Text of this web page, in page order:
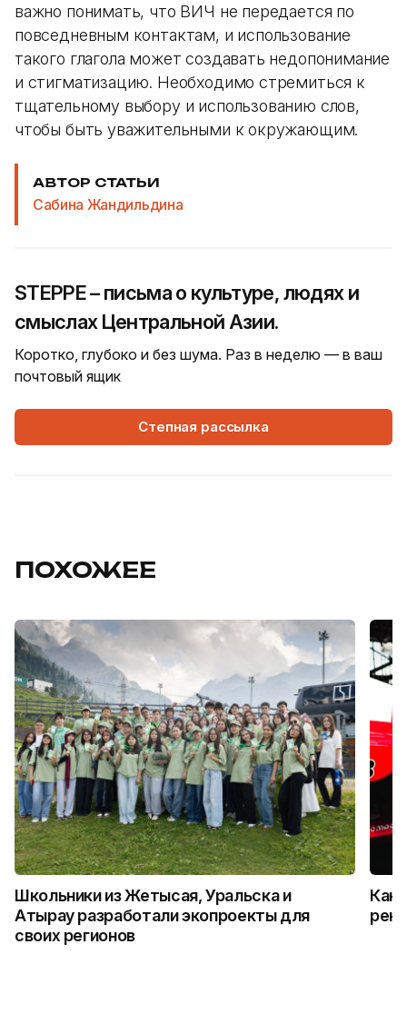
важно понимать, что ВИЧ не передается по
повседневным контактам, и использование
такого глагола может создавать недопонимание
и стигматизацию. Необходимо стремиться к
тщательному выбору и использованию слов,
чтобы быть уважительными к окружающим.
АВТОР СТАТЬИ
Сабина Жандильдина
STEPPE – письма о культуре, людях и
смыслах Центральной Азии.
Коротко, глубоко и без шума. Раз в неделю — в ваш
почтовый ящик
Степная рассылка
ПОХОЖЕЕ
Школьники из Жетысая, Уральска и
Атырау разработали экопроекты для
своих регионов
Как